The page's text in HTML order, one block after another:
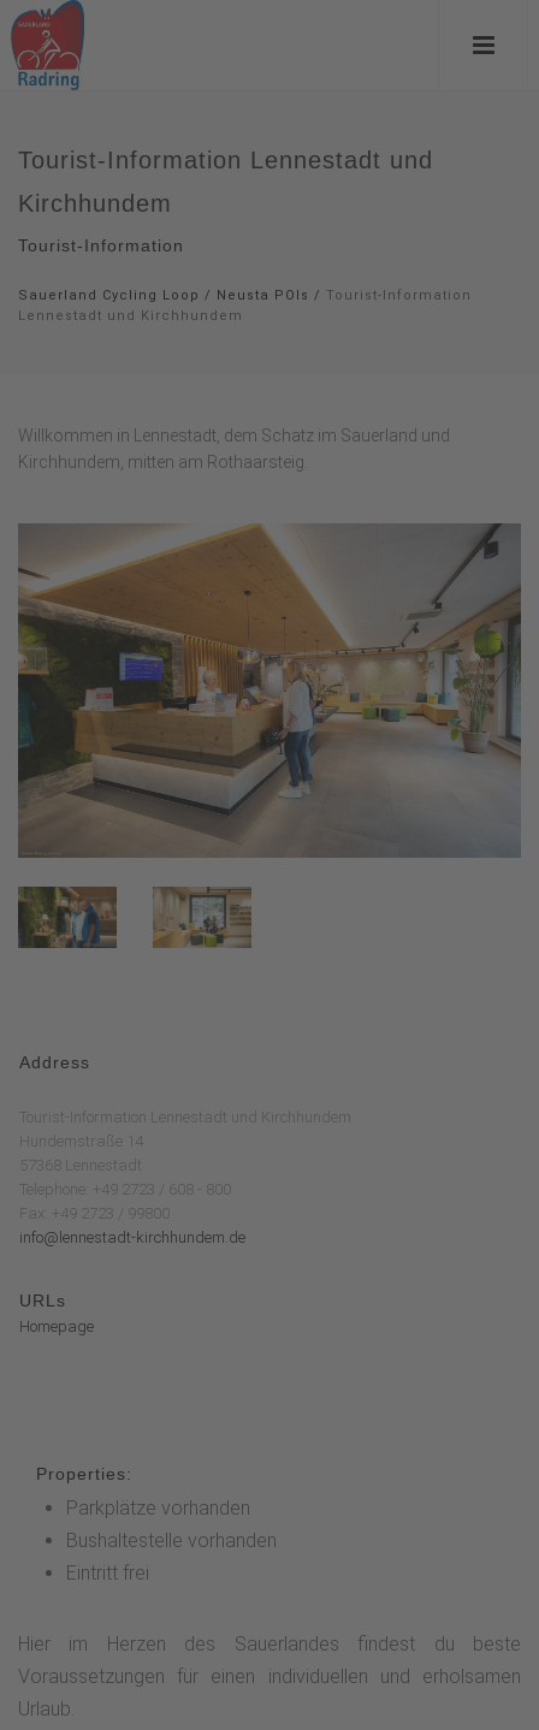
Tourist-Information Lennestadt und
Kirchhundem
Tourist-Information
Sauerland Cycling Loop / Neusta POIs / Tourist-Information
Lennestadt und Kirchhundem
Willkommen in Lennestadt, dem Schatz im Sauerland und
Kirchhundem, mitten am Rothaarsteig.
Address
Tourist-Information Lennestadt und Kirchhundem
Hundemstraße 14
57368 Lennestadt
Telephone: +49 2723 / 608 - 800
Fax: +49 2723 / 99800
info@lennestadt-kirchhundem.de
URLs
Homepage
Properties:
Parkplätze vorhanden
Bushaltestelle vorhanden
Eintritt frei
Hier im Herzen des Sauerlandes findest du beste
Voraussetzungen für einen individuellen und erholsamen
Urlaub.